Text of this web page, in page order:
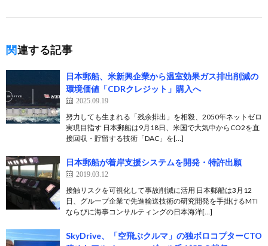
関連する記事
日本郵船、米新興企業から温室効果ガス排出削減の
環境価値「CDRクレジット」購入へ
2025.09.19
努力しても生まれる「残余排出」を相殺、2050年ネットゼロ
実現目指す 日本郵船は9月18日、米国で大気中からCO2を直
接回収・貯留する技術「DAC」を[…]
日本郵船が着岸支援システムを開発・特許出願
2019.03.12
接触リスクを可視化して事故削減に活用 日本郵船は3月12
日、グループ企業で先進輸送技術の研究開発を手掛けるMTI
ならびに海事コンサルティングの日本海洋[…]
SkyDrive、「空飛ぶクルマ」の独ボロコプターCTO